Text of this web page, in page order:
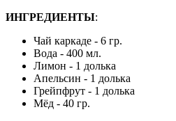
ИНГРЕДИЕНТЫ:
Чай каркаде - 6 гр.
Вода - 400 мл.
Лимон - 1 долька
Апельсин - 1 долька
Грейпфрут - 1 долька
Мёд - 40 гр.